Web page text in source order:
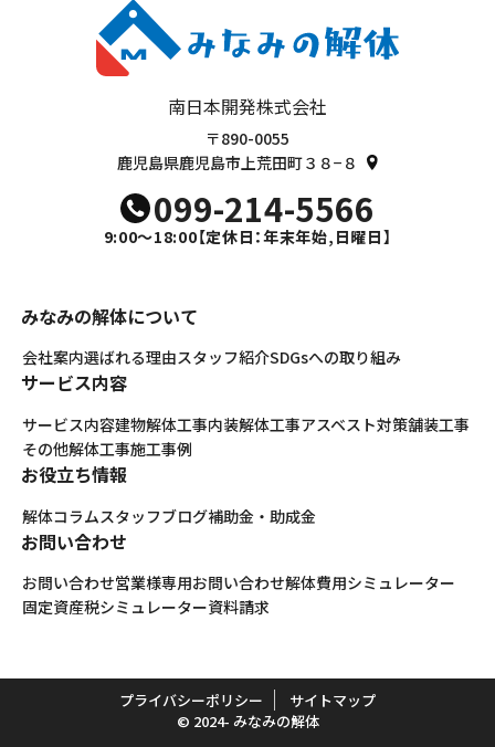
南日本開発株式会社
〒890-0055
鹿児島県鹿児島市上荒田町３８−８
099-214-5566
9:00～18:00【定休日：年末年始,日曜日】
みなみの解体について
会社案内選ばれる理由スタッフ紹介SDGsへの取り組み
サービス内容
サービス内容建物解体工事内装解体工事アスベスト対策舗装工事
その他解体工事施工事例
お役立ち情報
解体コラムスタッフブログ補助金・助成金
お問い合わせ
お問い合わせ営業様専用お問い合わせ解体費用シミュレーター
固定資産税シミュレーター資料請求
プライバシーポリシー
サイトマップ
© 2024- みなみの解体